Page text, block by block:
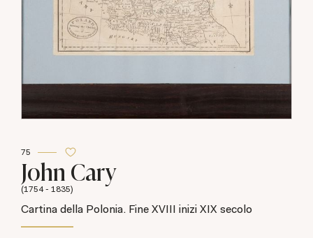
75
John Cary
(1754 - 1835)
Cartina della Polonia. Fine XVIII inizi XIX secolo